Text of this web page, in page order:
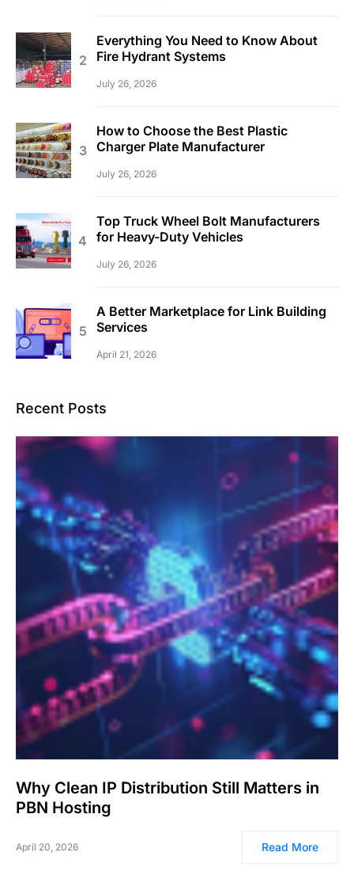
Everything You Need to Know About
Fire Hydrant Systems
July 26, 2026
How to Choose the Best Plastic
Charger Plate Manufacturer
July 26, 2026
Top Truck Wheel Bolt Manufacturers
for Heavy-Duty Vehicles
July 26, 2026
A Better Marketplace for Link Building
Services
April 21, 2026
Recent Posts
Why Clean IP Distribution Still Matters in
PBN Hosting
April 20, 2026 Read More